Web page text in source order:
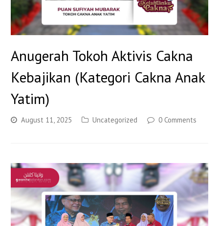
Anugerah Tokoh Aktivis Cakna
Kebajikan (Kategori Cakna Anak
Yatim)
August 11, 2025 Uncategorized 0 Comments